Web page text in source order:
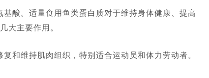
酸。适量食用鱼类蛋白质对于维持身体健康、提高
大主要作用。
和维持肌肉组织，特别适合运动员和体力劳动者。